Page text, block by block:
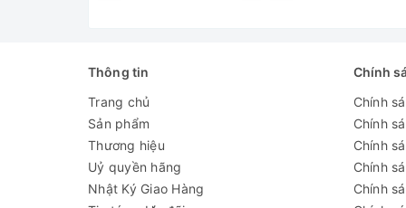
Thông tin
Trang chủ
Sản phẩm
Thương hiệu
Uỷ quyền hãng
Nhật Ký Giao Hàng
Chính
Chính
Chính
Chính
Chính
Chính